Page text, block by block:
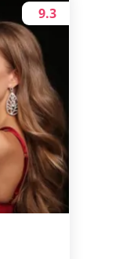
9.3